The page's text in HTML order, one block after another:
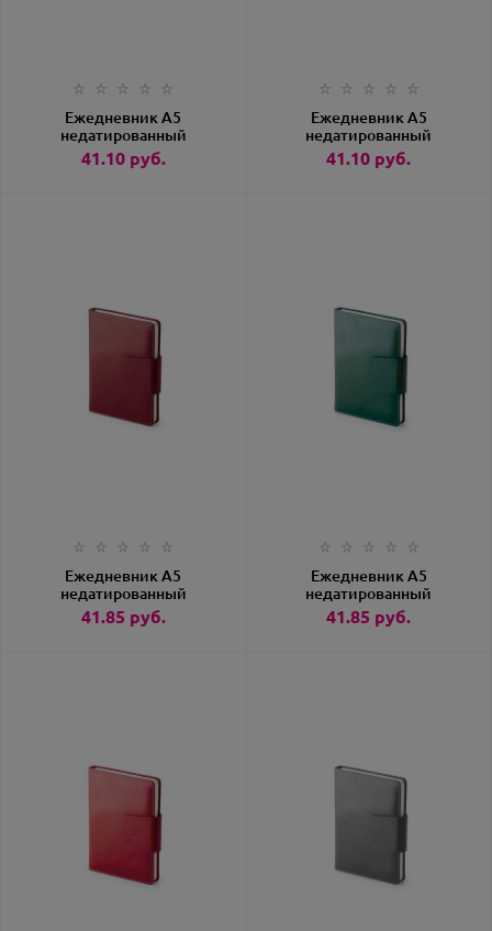
Ежедневник А5
недатированный
«Monaco» темно-синий
41.10руб.
Ежедневник А5
недатированный
«Monaco» черный
41.10 руб.
Ежедневник А5
недатированный
«Prestige» бордовый
41.85 руб.
Ежедневник А5
недатированный
«Prestige» зеленый
41.85 руб.